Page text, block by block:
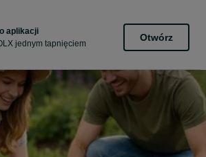
aplikacji
jednym tapnięciem
Otwórz